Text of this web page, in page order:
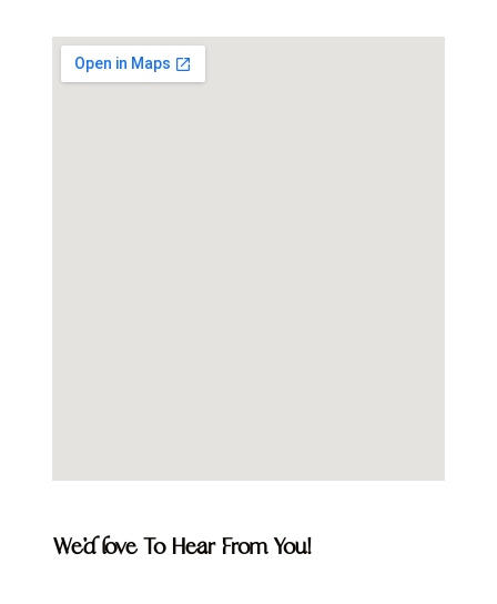
We’d love To Hear From You!